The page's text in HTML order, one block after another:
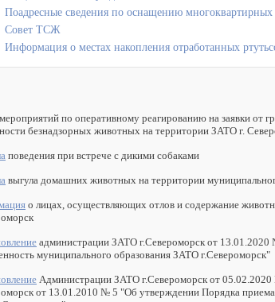
Поадресные сведения по оснащению
Совет ТСЖ
Информация о местах накопления отработанных
мероприятий по оперативному реагированию на заявки от
безнадзорных животных на территории ЗАТО г.
поведения при встрече с дикими собаками
выгула домашних животных на территории
о лицах, осуществляющих отлов и содержание
администрации ЗАТО г.Североморск от
муниципального образования ЗАТО г.Североморск"
Администрации ЗАТО г.Североморск от
от 13.01.2010 № 5 "Об утверждении Порядка